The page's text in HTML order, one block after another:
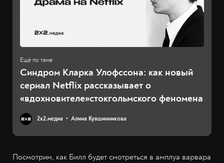
Синдром Кларка Улофссона: как новый
сериал Netflix рассказывает о
«вдохновителе»стокгольмского феномена
2х2.медиа Алина Кувшинникова
Посмотрим, как Билл будет смотреться в амплуа варвара